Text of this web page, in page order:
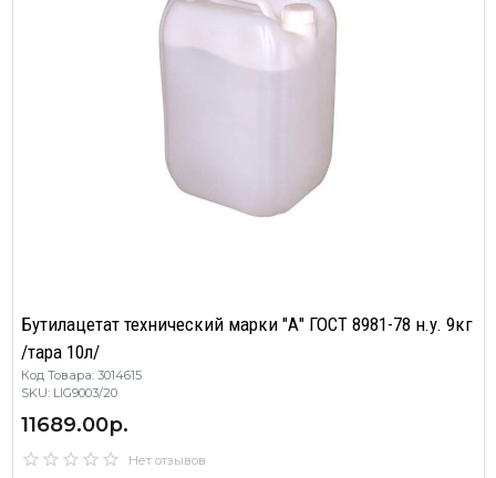
Бутилацетат технический марки "А" ГОСТ 8981-78 н.у. 9кг
/тара 10л/
Код Товара: 3014615
SKU: LIG9003/20
11689.00р.
Нет отзывов